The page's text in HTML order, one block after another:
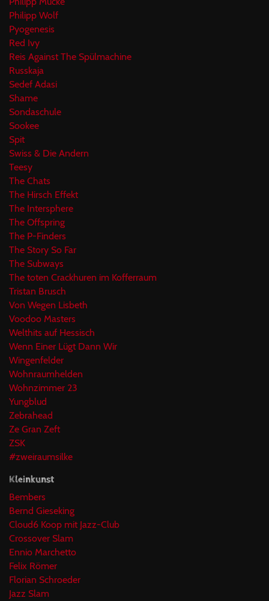
Philipp Wolf
Pyogenesis
Red Ivy
Reis Against The Spülmachine
Russkaja
Sedef Adasi
Shame
Sondaschule
Sookee
Spit
Swiss & Die Andern
Teesy
The Chats
The Hirsch Effekt
The Intersphere
The Offspring
The P-Finders
The Story So Far
The Subways
The toten Crackhuren im Kofferraum
Tristan Brusch
Von Wegen Lisbeth
Voodoo Masters
Welthits auf Hessisch
Wenn Einer Lügt Dann Wir
Wingenfelder
Wohnraumhelden
Wohnzimmer 23
Yungblud
Zebrahead
Ze Gran Zeft
ZSK
#zweiraumsilke
Kleinkunst
Bembers
Bernd Gieseking
Cloud6 Koop mit Jazz-Club
Crossover Slam
Ennio Marchetto
Felix Römer
Florian Schroeder
Jazz Slam